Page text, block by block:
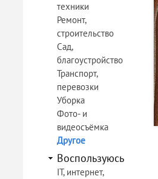
техники
Ремонт,
строительство
Сад,
благоустройство
Транспорт,
перевозки
Уборка
Фото- и
видеосъёмка
Другое
Воспользуюсь
IT, интернет,